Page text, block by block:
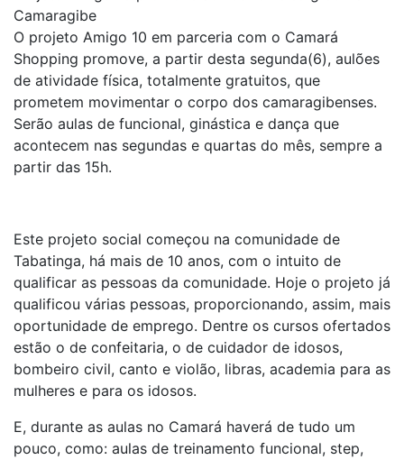
Camaragibe
O projeto Amigo 10 em parceria com o Camará
Shopping promove, a partir desta segunda(6), aulões
de atividade física, totalmente gratuitos, que
prometem movimentar o corpo dos camaragibenses.
Serão aulas de funcional, ginástica e dança que
acontecem nas segundas e quartas do mês, sempre a
partir das 15h.
Este projeto social começou na comunidade de
Tabatinga, há mais de 10 anos, com o intuito de
qualificar as pessoas da comunidade. Hoje o projeto já
qualificou várias pessoas, proporcionando, assim, mais
oportunidade de emprego. Dentre os cursos ofertados
estão o de confeitaria, o de cuidador de idosos,
bombeiro civil, canto e violão, libras, academia para as
mulheres e para os idosos.
E, durante as aulas no Camará haverá de tudo um
pouco, como: aulas de treinamento funcional, step,